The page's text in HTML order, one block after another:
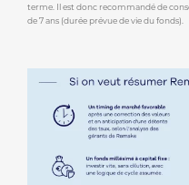
terme. Il est donc recommandé de
de 7 ans (durée prévue de vie du fonds).